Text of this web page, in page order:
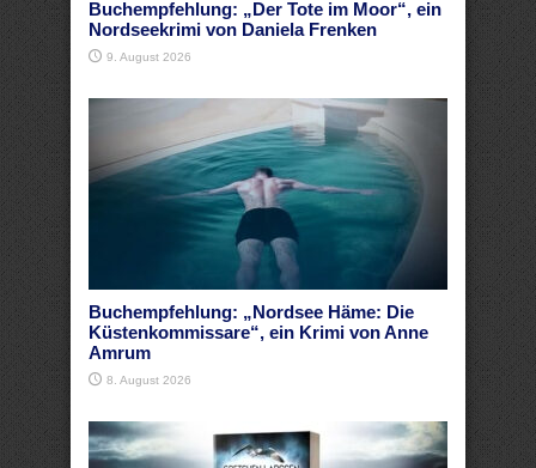
Buchempfehlung: „Der Tote im Moor“, ein
Nordseekrimi von Daniela Frenken
9. August 2026
Buchempfehlung: „Nordsee Häme: Die
Küstenkommissare“, ein Krimi von Anne
Amrum
8. August 2026